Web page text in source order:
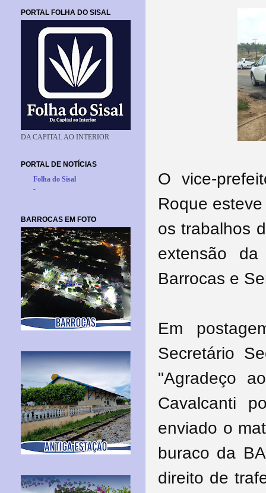
O vice-
Roque
os trabalhos
extensão
Barrocas e
Em
Secretário
"Agradeço
Cavalcanti
enviado o
buraco da
direito de
PORTAL FOLHA DO SISAL
DA CAPITAL AO INTERIOR
PORTAL DE NOTÍCIAS
Folha do Sisal
-
BARROCAS EM FOTO